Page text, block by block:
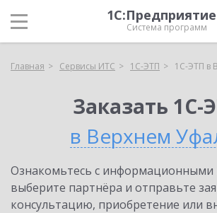
Система программ
Главная Сервисы ИТС 1С-ЭТП 1С-ЭТП в
Заказать 1С-
в Верхнем
Ознакомьтесь с информационными
выберите партнёра и отправьте
консультацию, приобретение или